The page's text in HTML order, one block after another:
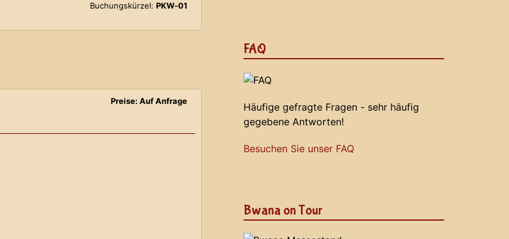
Buchungskürzel: PKW-01
Preise: Auf Anfrage
FAQ
Häufige gefragte Fragen - sehr häufig
gegebene Antworten!
Besuchen Sie unser FAQ
Bwana on Tour